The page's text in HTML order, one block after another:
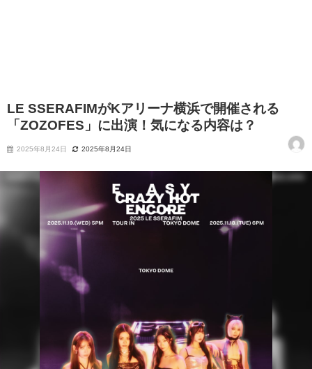
LE SSERAFIMがKアリーナ横浜で開催される
「ZOZOFES」に出演！気になる内容は？
2025年8月24日 2025年8月24日